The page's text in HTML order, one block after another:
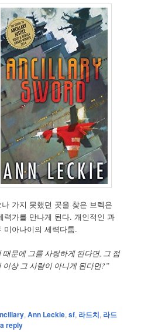
가지 못했던 곳을 찾은 브렉은
가를 만나게 된다. 개인적인 과
미아나이의 세력다툼.
문에 그를 사랑하게 된다면, 그 점
상 그 사람이 아니게 된다면?”
,Ann Leckie,sf, 라드치, 라드
reply